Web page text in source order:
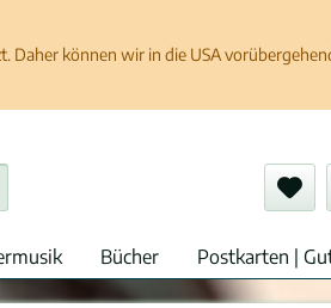
Daher können wir in die USA
Bücher Postkarten |